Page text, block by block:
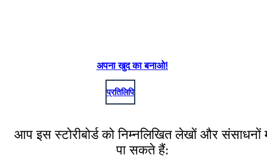
अपना खुद का बनाओ!
प्रतिलिपि
आप इस स्टोरीबोर्ड को निम्नलिखित लेखों और संसाधनों
पा सकते हैं: